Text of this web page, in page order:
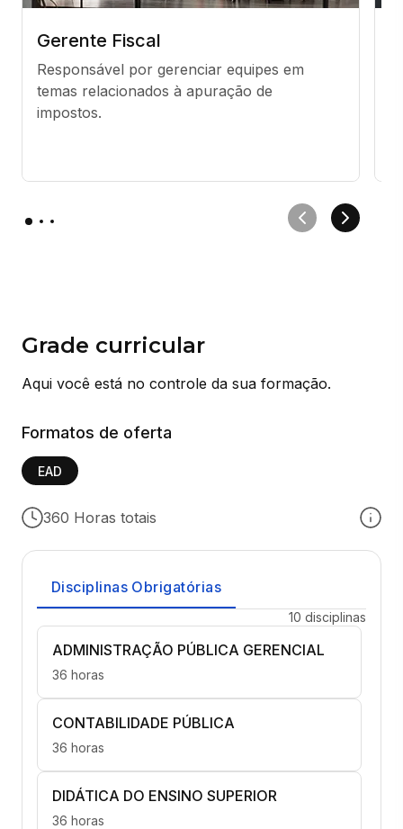
Gerente Fiscal
Responsável por gerenciar equipes em
temas relacionados à apuração de
impostos.
Grade curricular
Aqui você está no controle da sua formação.
Formatos de oferta
EAD
360 Horas totais
Disciplinas Obrigatórias
10 disciplinas
ADMINISTRAÇÃO PÚBLICA GERENCIAL
36 horas
CONTABILIDADE PÚBLICA
36 horas
DIDÁTICA DO ENSINO SUPERIOR
36 horas